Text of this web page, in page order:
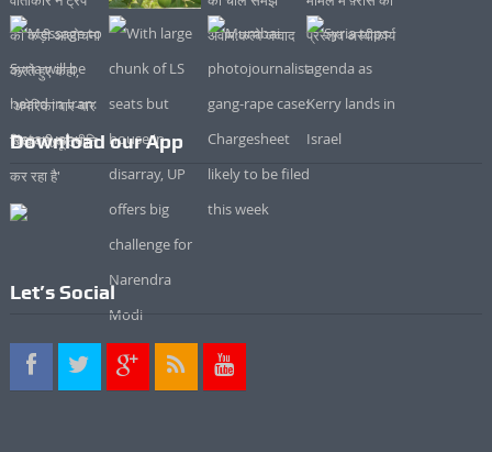
Download our App
Let’s Social